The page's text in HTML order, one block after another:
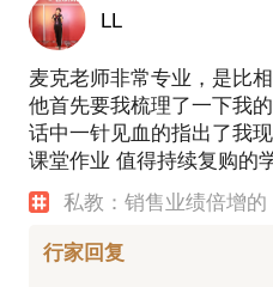
LL
麦克老师非常专业，是比
他首先要我梳理了一下我
话中一针见血的指出了我
课堂作业 值得持续复购的
私教：销售业绩倍增
行家回复